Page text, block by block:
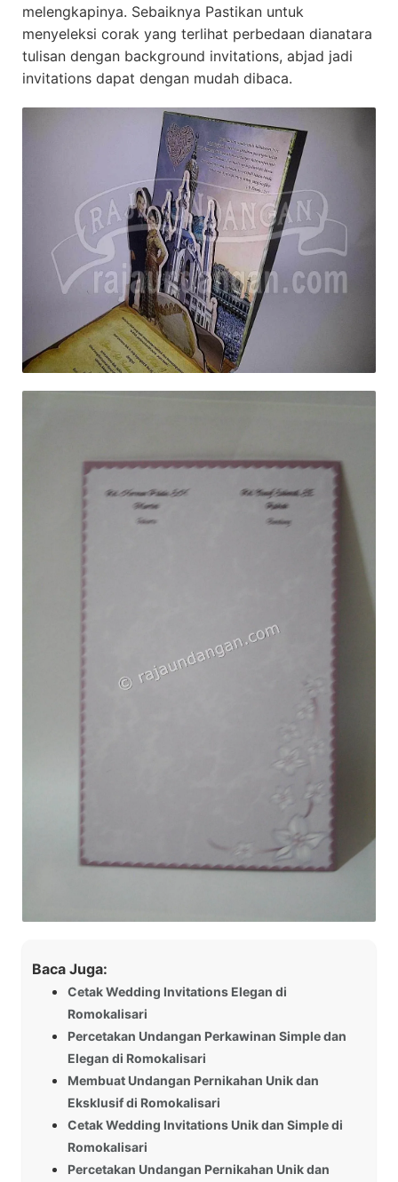
melengkapinya. Sebaiknya Pastikan untuk
menyeleksi corak yang terlihat perbedaan dianatara
tulisan dengan background invitations, abjad jadi
invitations dapat dengan mudah dibaca.
Baca Juga:
Cetak Wedding Invitations Elegan di
Romokalisari
Percetakan Undangan Perkawinan Simple dan
Elegan di Romokalisari
Membuat Undangan Pernikahan Unik dan
Eksklusif di Romokalisari
Cetak Wedding Invitations Unik dan Simple di
Romokalisari
Percetakan Undangan Pernikahan Unik dan